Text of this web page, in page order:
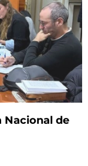
Nacional de